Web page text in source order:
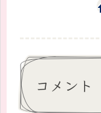
コメント